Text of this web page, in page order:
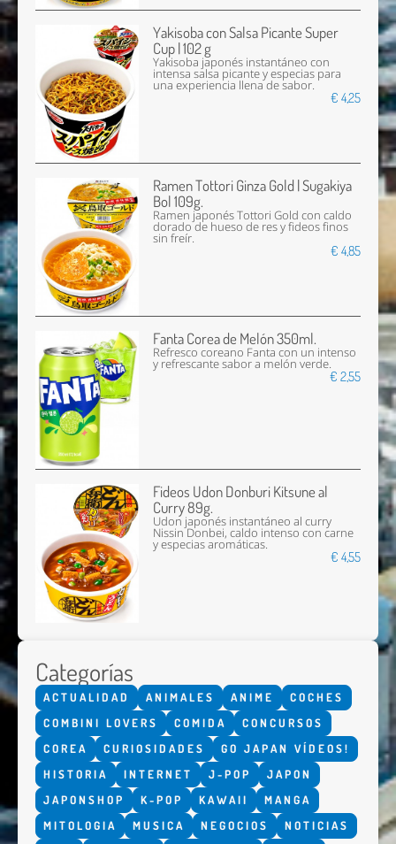
Yakisoba con Salsa Picante Super
Cup | 102 g
Yakisoba japonés instantáneo con
intensa salsa picante y especias para
una experiencia llena de sabor.
€ 4,25
Ramen Tottori Ginza Gold | Sugakiya
Bol 109g.
Ramen japonés Tottori Gold con caldo
dorado de hueso de res y fideos finos
sin freír.
€ 4,85
Fanta Corea de Melón 350ml.
Refresco coreano Fanta con un intenso
y refrescante sabor a melón verde.
€ 2,55
Fideos Udon Donburi Kitsune al
Curry 89g.
Udon japonés instantáneo al curry
Nissin Donbei, caldo intenso con carne
y especias aromáticas.
€ 4,55
Categorías
ACTUALIDAD ANIMALES ANIME
COCHES
COMBINI LOVERS
COMIDA
CONCURSOS
COREA
CURIOSIDADES
GO JAPAN VÍDEOS!
HISTORIA
INTERNET J-POP
JAPON
JAPONSHOP
K-POP KAWAII
MANGA
MITOLOGIA
MUSICA NEGOCIOS
NOTICIAS